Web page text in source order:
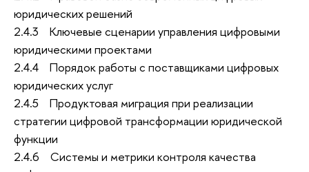
юридических решений
2.4.3 Ключевые сценарии управления цифровыми
юридическими проектами
2.4.4 Порядок работы с поставщиками цифровых
юридических услуг
2.4.5 Продуктовая миграция при реализации
стратегии цифровой трансформации юридической
функции
2.4.6 Системы и метрики контроля качества